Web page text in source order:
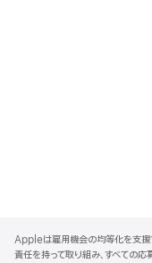
p
p
Appleは雇用機会の均等化を支援
責任を持って取り組み、すべての